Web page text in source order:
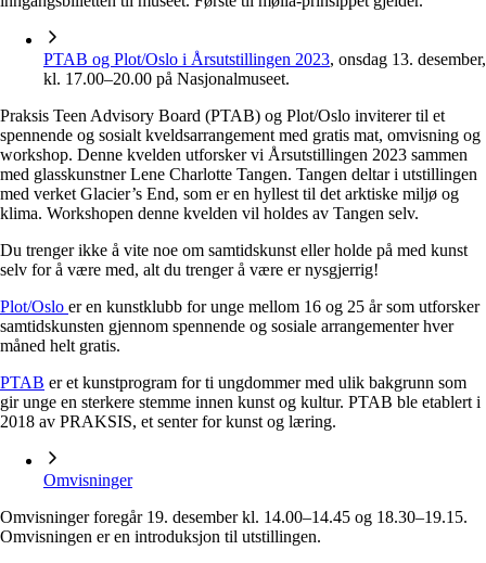
PTAB og Plot/Oslo i Årsutstillingen 2023, onsdag 13. desember,
kl. 17.00–20.00 på Nasjonalmuseet.
Praksis Teen Advisory Board (PTAB) og Plot/Oslo inviterer til et
spennende og sosialt kveldsarrangement med gratis mat, omvisning og
workshop. Denne kvelden utforsker vi Årsutstillingen 2023 sammen
med glasskunstner Lene Charlotte Tangen. Tangen deltar i utstillingen
med verket Glacier’s End, som er en hyllest til det arktiske miljø og
klima. Workshopen denne kvelden vil holdes av Tangen selv.
Du trenger ikke å vite noe om samtidskunst eller holde på med kunst
selv for å være med, alt du trenger å være er nysgjerrig!
Plot/Oslo er en kunstklubb for unge mellom 16 og 25 år som utforsker
samtidskunsten gjennom spennende og sosiale arrangementer hver
måned helt gratis.
PTAB er et kunstprogram for ti ungdommer med ulik bakgrunn som
gir unge en sterkere stemme innen kunst og kultur. PTAB ble etablert i
2018 av PRAKSIS, et senter for kunst og læring.
Omvisninger
Omvisninger foregår 19. desember kl. 14.00–14.45 og 18.30–19.15.
Omvisningen er en introduksjon til utstillingen.